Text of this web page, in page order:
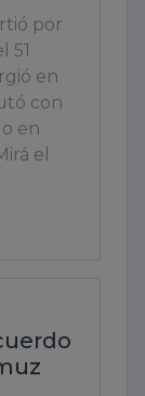
por
51
en
con
en
el